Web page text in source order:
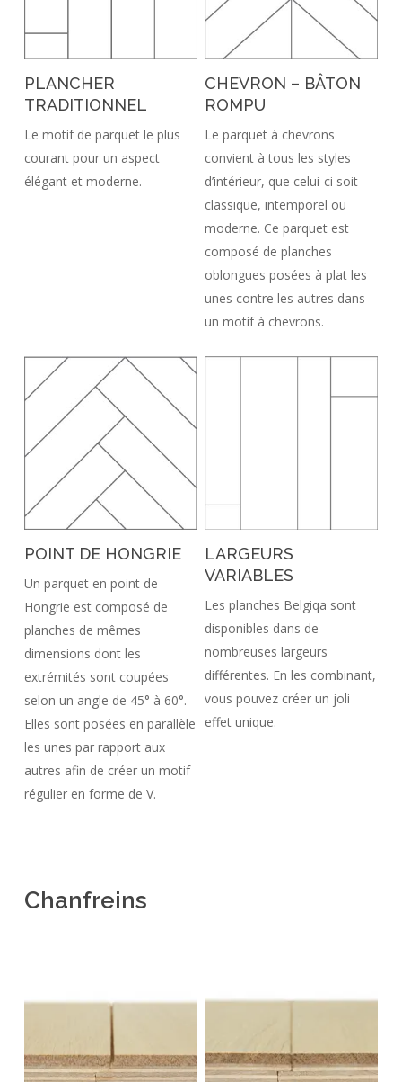
PLANCHER
TRADITIONNEL
Le motif de parquet le plus
courant pour un aspect
élégant et moderne.
CHEVRON – BÂTON
ROMPU
Le parquet à chevrons
convient à tous les styles
d’intérieur, que celui-ci soit
classique, intemporel ou
moderne. Ce parquet est
composé de planches
oblongues posées à plat les
unes contre les autres dans
un motif à chevrons.
POINT DE HONGRIE
Un parquet en point de
Hongrie est composé de
planches de mêmes
dimensions dont les
extrémités sont coupées
selon un angle de 45° à 60°.
Elles sont posées en parallèle
les unes par rapport aux
autres afin de créer un motif
régulier en forme de V.
LARGEURS
VARIABLES
Les planches Belgiqa sont
disponibles dans de
nombreuses largeurs
différentes. En les combinant,
vous pouvez créer un joli
effet unique.
Chanfreins